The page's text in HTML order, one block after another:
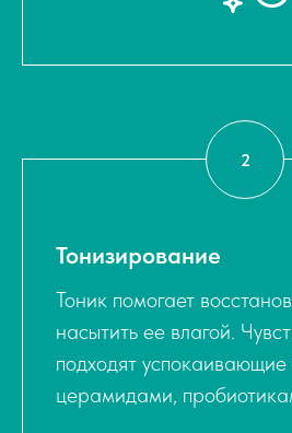
Тонизирование
Тоник помогает
насытить ее влагой.
подходят
церамидами,